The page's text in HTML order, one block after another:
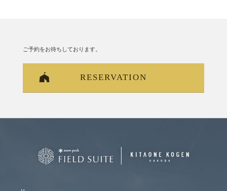
ご予約をお待ちしております。
RESERVATION